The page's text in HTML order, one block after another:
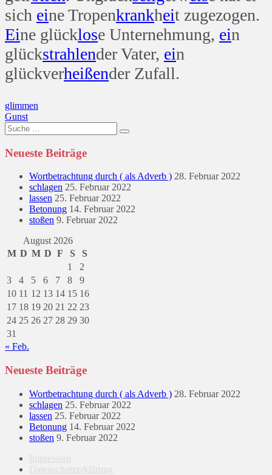
sich eine Tropenkrankheit zugezogen.
Eine glücklose Unternehmung, ein
glückstrahlender Vater, ein
glückverheißender Zufall.
Beitragsnavigation
glimmen
Gunst
Suche
nach:
Neueste Beiträge
Wortbetrachtung durch ( als Adverb ) 28. Februar 2022
schlagen 25. Februar 2022
lassen 25. Februar 2022
Betonung 14. Februar 2022
stoßen 9. Februar 2022
August 2026
M D M D F S
S
1
2
3
4 5 6 7 8
9
10 11 12 13 14 15 16
17 18 19 20 21 22 23
24 25 26 27 28 29 30
31
« Feb.
Neueste Beiträge
Wortbetrachtung durch ( als Adverb ) 28. Februar 2022
schlagen 25. Februar 2022
lassen 25. Februar 2022
Betonung 14. Februar 2022
stoßen 9. Februar 2022
Impressum
Datenschutzerklärung